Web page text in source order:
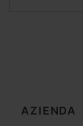
AZIENDA